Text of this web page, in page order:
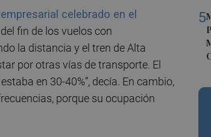
5
celebrado en el
fin de los vuelos con
la distancia y el tren de Alta
por otras vías de transporte. El
en 30-40%”, decía. En cambio,
porque su ocupación